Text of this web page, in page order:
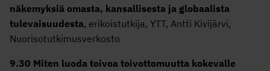
näkemyksiä omasta, kansallisesta ja globaalista
tulevaisuudesta, erikoistutkija, YTT, Antti Kivijärvi,
Nuorisotutkimusverkosto
9.30 Miten luoda toivoa toivottomuutta kokevalle